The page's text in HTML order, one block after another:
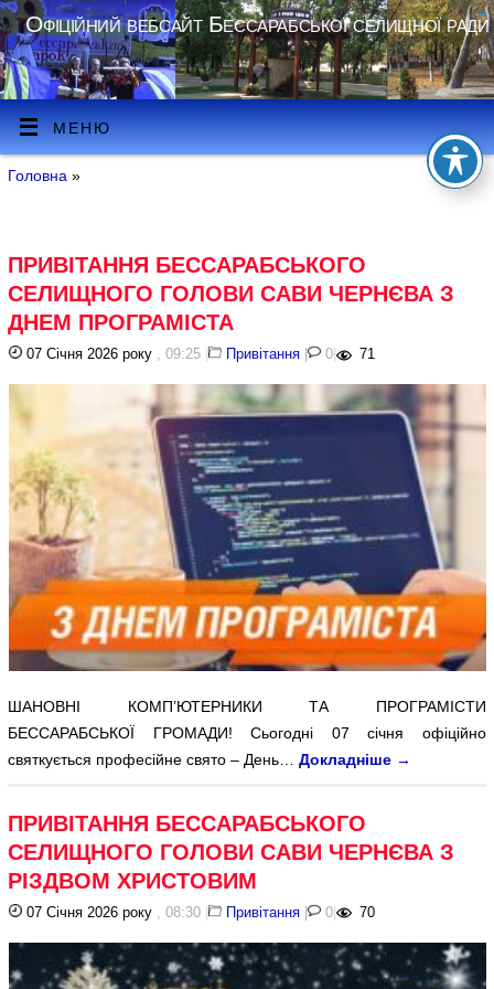
Офіційний вебсайт Бессарабської селищної ради
МЕНЮ
Головна »
ПРИВІТАННЯ БЕССАРАБСЬКОГО
СЕЛИЩНОГО ГОЛОВИ САВИ ЧЕРНЄВА З
ДНЕМ ПРОГРАМІСТА
07 Січня 2026 року , 09:25 | Привітання | 0 | 71
ШАНОВНІ КОМП’ЮТЕРНИКИ ТА ПРОГРАМІСТИ
БЕССАРАБСЬКОЇ ГРОМАДИ! Сьогодні 07 січня офіційно
святкується професійне свято – День…Докладніше →
ПРИВІТАННЯ БЕССАРАБСЬКОГО
СЕЛИЩНОГО ГОЛОВИ САВИ ЧЕРНЄВА З
РІЗДВОМ ХРИСТОВИМ
07 Січня 2026 року , 08:30 | Привітання | 0| 70